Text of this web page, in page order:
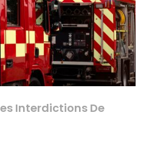
Interdictions De